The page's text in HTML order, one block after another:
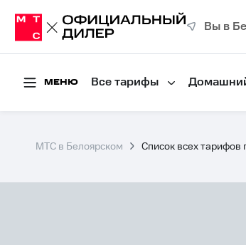
Вы в
МЕНЮ Все тарифы
МТС в Белоярском Список всех тарифов